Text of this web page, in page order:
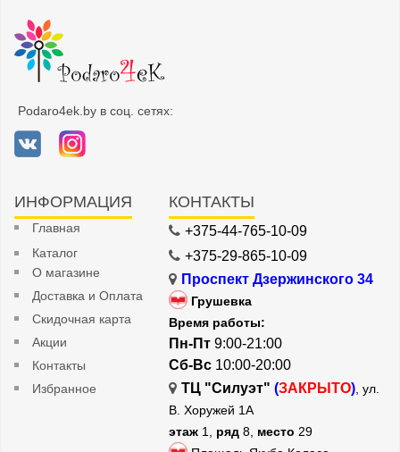
Podaro4ek.by в соц. сетях:
ИНФОРМАЦИЯ
Главная
Каталог
О магазине
Доставка и Оплата
Скидочная карта
Акции
Контакты
Избранное
КОНТАКТЫ
+375-44-765-10-09
+375-29-865-10-09
Проспект Дзержинского 34
Грушевка
Время работы:
Пн-Пт 9:00-21:00
Сб-Вс 10:00-20:00
ТЦ "Силуэт" (ЗАКРЫТО), ул.
В. Хоружей 1А
этаж 1, ряд 8, место 29